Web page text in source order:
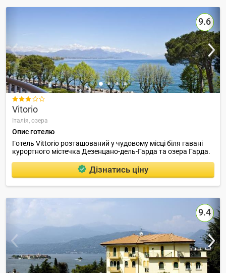
9.6

Vitorio
Італія, озера
Опис готелю
Готель Vittorio розташований у чудовому місці біля гавані
курортного містечка Дезенцано-дель-Гарда та озера Гарда.
Дізнатись ціну
9.4